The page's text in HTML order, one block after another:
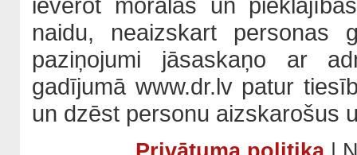
naidu, neaizskart personas
paziņojumi jāsaskaņo ar
gadījumā www.dr.lv patur
un dzēst personu aizskarošus